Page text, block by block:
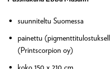
suunniteltu Suomessa
painettu
(Printscorpion oy)
koko 150 x 210 cm